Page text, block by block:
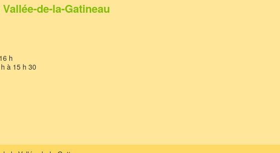
de-la-Gatineau
h
à 15 h 30